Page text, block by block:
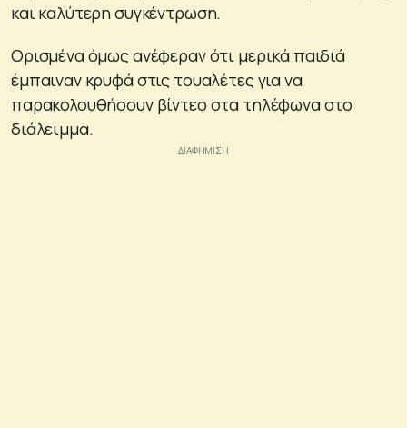
και καλύτερη συγκέντρωση.
Ορισμένα όμως ανέφεραν ότι μερικά παιδιά
έμπαιναν κρυφά στις τουαλέτες για να
παρακολουθήσουν βίντεο στα τηλέφωνα στο
διάλειμμα.